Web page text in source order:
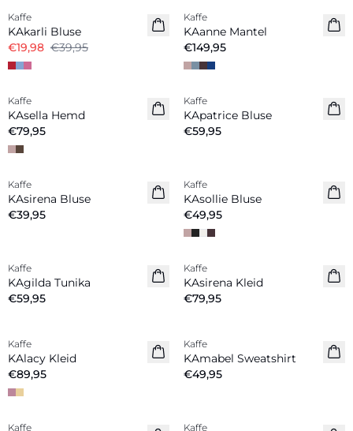
Kaffe
KAkarli Bluse
€19,98 €39,95
Neuheiten
Kaffe
KAanne Mantel
€149,95
Neuheiten
Kaffe
KAsella Hemd
€79,95
Neuheiten
Kaffe
KApatrice Bluse
€59,95
Neuheiten
Kaffe
KAsirena Bluse
€39,95
Neuheiten
Kaffe
KAsollie Bluse
€49,95
Neuheiten
Kaffe
KAgilda Tunika
€59,95
Neuheiten
Kaffe
KAsirena Kleid
€79,95
Neuheiten
Kaffe
KAlacy Kleid
€89,95
Neuheiten
Kaffe
KAmabel Sweatshirt
€49,95
Kaffe Kaffe